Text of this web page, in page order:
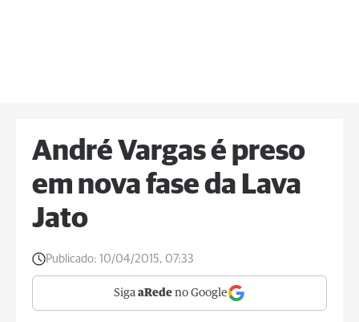
André Vargas é preso
em nova fase da Lava
Jato
Publicado: 10/04/2015, 07:33
Siga aRede no Google